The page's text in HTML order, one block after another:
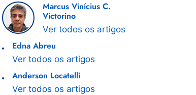
Marcus Vinícius C.
Victorino
Ver todos os artigos
Edna Abreu
Ver todos os artigos
Anderson Locatelli
Ver todos os artigos